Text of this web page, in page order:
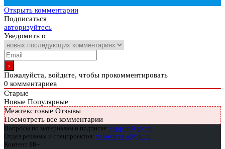
Открыть комментарии
Подписаться
авторизуйтесь
Уведомить о
Пожалуйста, войдите, чтобы прокомментировать
0 комментариев
Старые
Новые Популярные
Межтекстовые Отзывы
Посмотреть все комментарии
Вопросы по материалам и подписке: support@glc.ru
Отдел рекламы и спецпроектов: yakovleva.a@glc.ru
Контент 18+